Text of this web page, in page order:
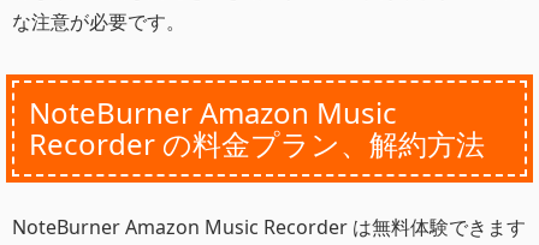
な注意が必要です。
NoteBurner Amazon Music
Recorder の料金プラン、解約方法
NoteBurner Amazon Music Recorder は無料体験できます